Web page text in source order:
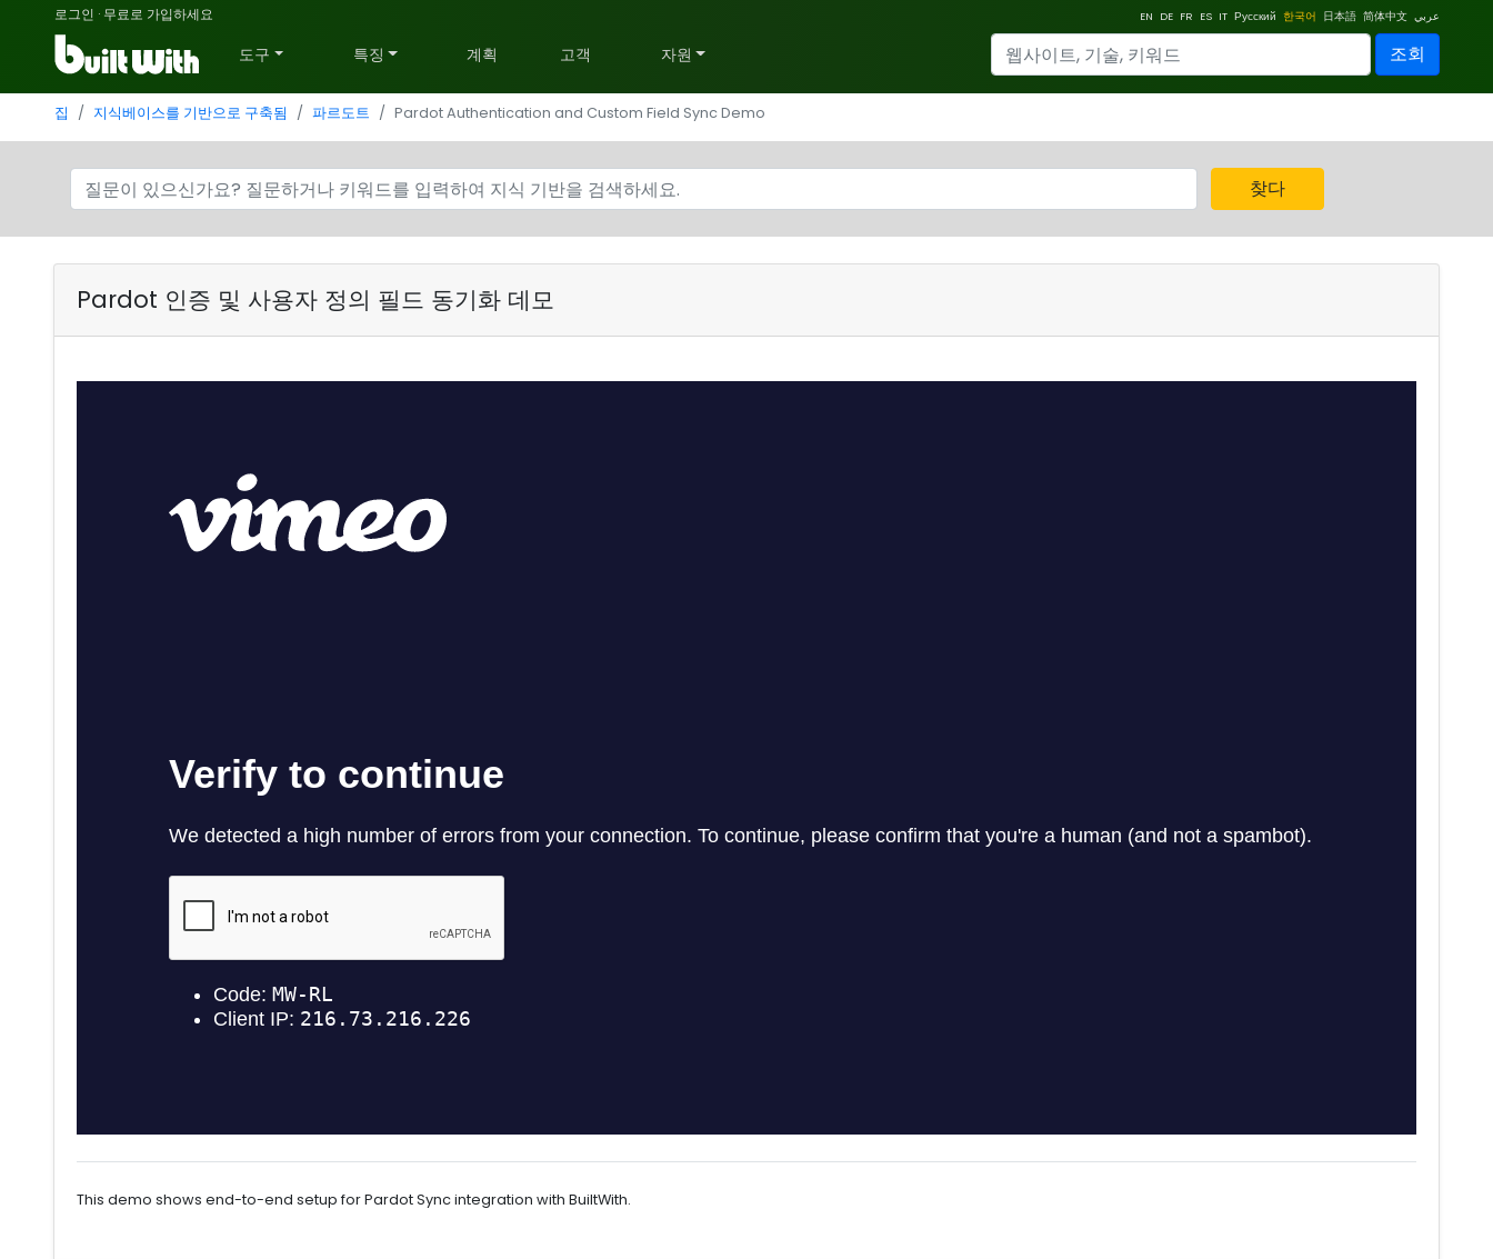
로그인 · 무료로 가입하세요 EN DE FR ES IT Русский 한국어 日本語 简体中文 عربي
도구 특징 계획 고객 자원 조회
집 지식베이스를 기반으로 구축됨 파르도트 Pardot Authentication and Custom Field Sync Demo
찾다
Pardot 인증 및 사용자 정의 필드 동기화 데모
This demo shows end-to-end setup for Pardot Sync integration with BuiltWith.